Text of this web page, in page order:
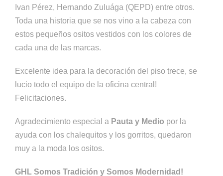
Ivan Pérez, Hernando Zuluága (QEPD) entre otros.
Toda una historia que se nos vino a la cabeza con
estos pequeños ositos vestidos con los colores de
cada una de las marcas.
Excelente idea para la decoración del piso trece, se
lucio todo el equipo de la oficina central!
Felicitaciones.
Agradecimiento especial a Pauta y Medio por la
ayuda con los chalequitos y los gorritos, quedaron
muy a la moda los ositos.
GHL Somos Tradición y Somos Modernidad!